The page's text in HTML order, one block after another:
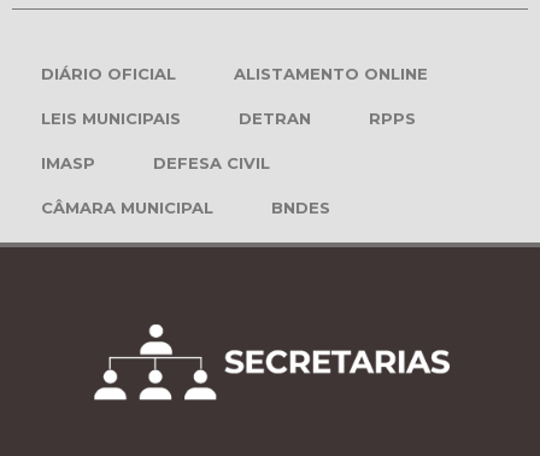
DIÁRIO OFICIAL ALISTAMENTO ONLINE
LEIS MUNICIPAIS DETRAN RPPS
IMASP DEFESA CIVIL
CÂMARA MUNICIPAL BNDES